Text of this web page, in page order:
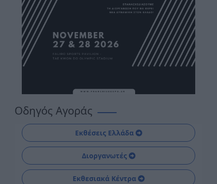
Οδηγός Αγοράς
Εκθέσεις Ελλάδα
Διοργανωτές
Εκθεσιακά Κέντρα